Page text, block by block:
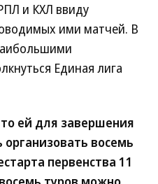
и КХЛ ввиду
ими матчей. В
Единая лига
ей для завершения
восемь
первенства 11